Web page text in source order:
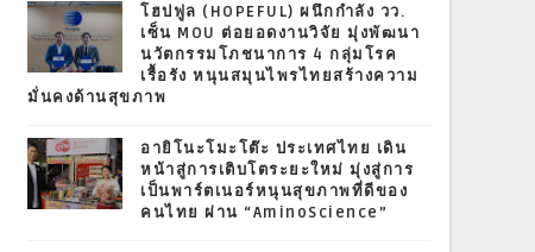
โฮปฟูล (HOPEFUL) ผนึกกำลัง วว.
เซ็น MOU ต่อยอดงานวิจัย มุ่งพัฒนา
นวัตกรรมโภชนาการ 4 กลุ่มโรค
เรื้อรัง หนุนสมุนไพรไทยสร้างความ
มั่นคงด้านสุขภาพ
อายิโนะโมะโต๊ะ ประเทศไทย เดิน
หน้าสู่การเติบโตระยะใหม่ มุ่งสู่การ
เป็นพาร์ตเนอร์หนุนสุขภาพที่ดีของ
คนไทย ผ่าน “AminoScience”